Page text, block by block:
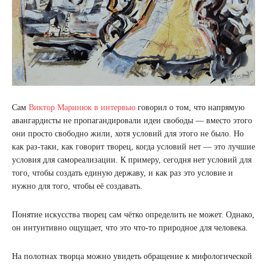
Сам Виктор Маринюк в интервью говорил о том, что напрямую
авангардисты не пропагандировали идеи свободы — вместо этого
они просто свободно жили, хотя условий для этого не было. Но
как раз-таки, как говорит творец, когда условий нет — это лучшие
условия для самореализации. К примеру, сегодня нет условий для
того, чтобы создать единую державу, и как раз это условие и
нужно для того, чтобы её создавать.
Понятие искусства творец сам чётко определить не может. Однако,
он интуитивно ощущает, что это что-то природное для человека.
На полотнах творца можно увидеть обращение к мифологической